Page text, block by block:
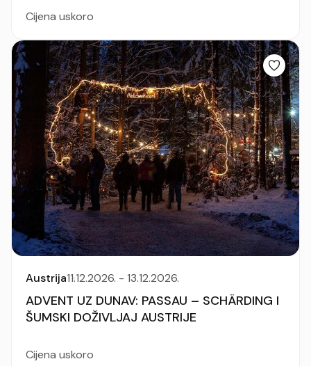
Cijena uskoro
Austrija11.12.2026. - 13.12.2026.
ADVENT UZ DUNAV: PASSAU – SCHÄRDING I
ŠUMSKI DOŽIVLJAJ AUSTRIJE
Cijena uskoro